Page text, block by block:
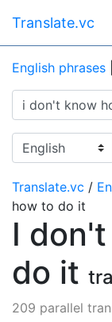
Translate.vc
English phrases
Translate.vc /
how to do it
I
do it
209 parallel